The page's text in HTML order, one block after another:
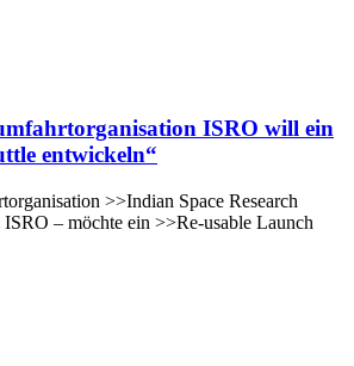
ISRO will ein
entwickeln“
>>Indian Space Research
– möchte ein >>Re-usable Launch